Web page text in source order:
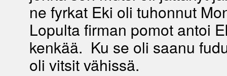
ne fyrkat Eki oli tuhonnut
Lopulta firman pomot antoi
kenkää. Ku se oli saanu
oli vitsit vähissä.